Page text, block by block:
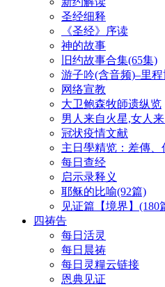
圣经细释
《圣经》序读
神的故事
旧约故事合集(65集)
游子吟(含音频)–里
网络宣教
大卫鲍森牧師遗纵览
男人来自火星,女人
冠状疫情文献
主日學精览：差傳、
每日查经
启示录释义
耶稣的比喻(92篇)
见证篇【境界】(180
四祷告
每日活灵
每日晨祷
每日灵糧云链接
恩典见证